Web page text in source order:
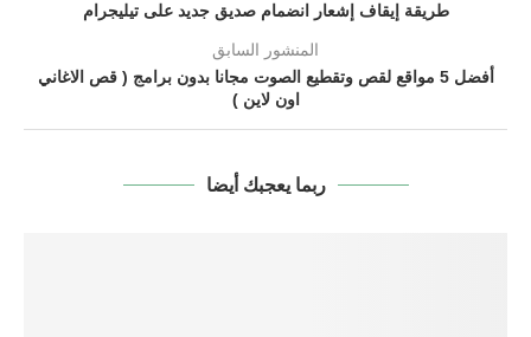
طريقة إيقاف إشعار انضمام صديق جديد على تيليجرام
المنشور السابق
أفضل 5 مواقع لقص وتقطيع الصوت مجانا بدون برامج ( قص الاغاني
اون لاين )
ربما يعجبك أيضا